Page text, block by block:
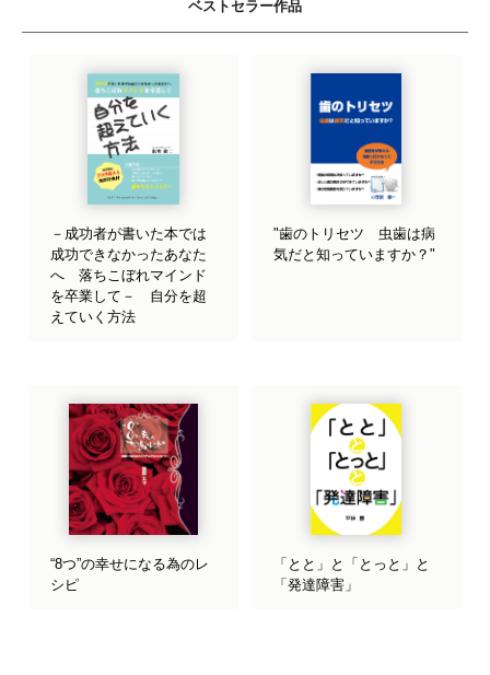
ベストセラー作品
－成功者が書いた本では
成功できなかったあなた
へ 落ちこぼれマインド
を卒業して－ 自分を超
えていく方法
"歯のトリセツ 虫歯は病
気だと知っていますか？"
“8つ”の幸せになる為のレ
シピ
「とと」と「とっと」と
「発達障害」